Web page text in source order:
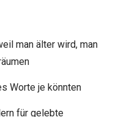
man älter wird, man
Worte je könnten
für gelebte